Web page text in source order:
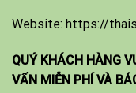
Website: https://
QUÝ KHÁCH HÀNG
VẤN MIỄN PHÍ VÀ